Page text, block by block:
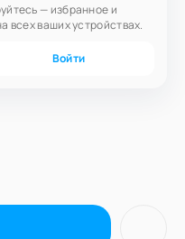
— избранное и
всех ваших устройствах.
Войти